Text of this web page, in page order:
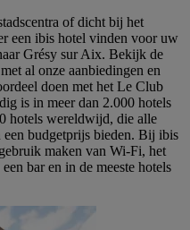
of dicht bij het
een ibis hotel vinden voor uw
Grésy sur Aix. Bekijk de
al onze aanbiedingen en
doen met het Le Club
is in meer dan 2.000 hotels
hotels wereldwijd, die alle
een budgetprijs bieden. Bij ibis
maken van Wi-Fi, het
bar en in de meeste hotels